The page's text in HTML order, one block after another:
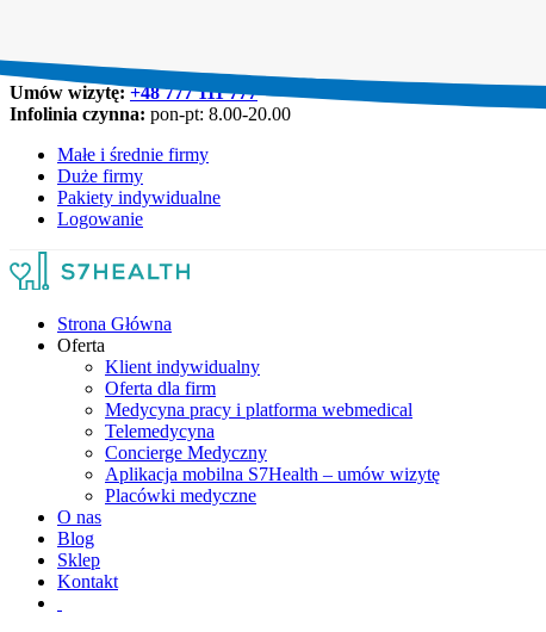
Umów wizytę:+48 777 111 777
Infolinia czynna: pon-pt: 8.00-20.00
Małe i średnie firmy
Duże firmy
Pakiety indywidualne
Logowanie
Strona Główna
Oferta
Klient indywidualny
Oferta dla firm
Medycyna pracy i platforma webmedical
Telemedycyna
Concierge Medyczny
Aplikacja mobilna S7Health – umów wizytę
Placówki medyczne
O nas
Blog
Sklep
Kontakt